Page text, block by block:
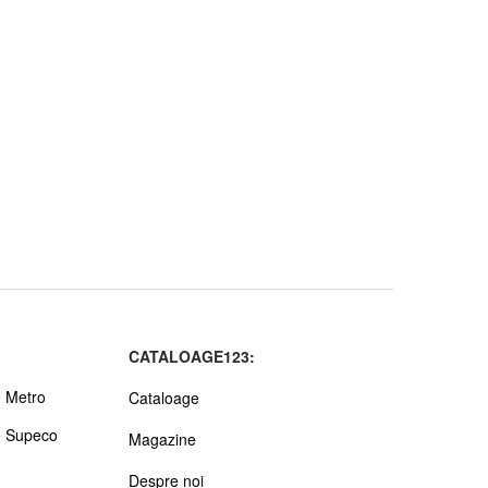
Metro
CATALOAGE123:
Cataloage
Magazine
Despre noi